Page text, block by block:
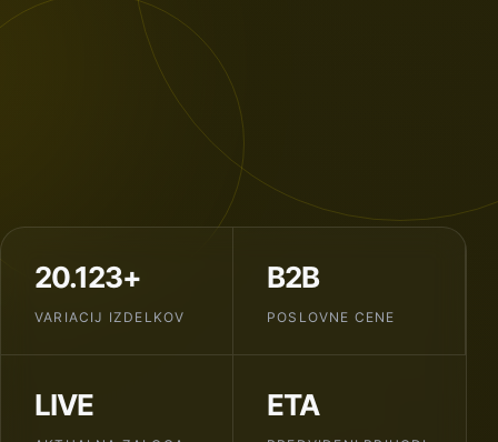
20.123+
VARIACIJ IZDELKOV
B2B
POSLOVNE CENE
LIVE ETA